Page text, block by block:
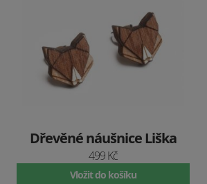
Dřevěné náušnice Liška
499 Kč
Vložit do košíku